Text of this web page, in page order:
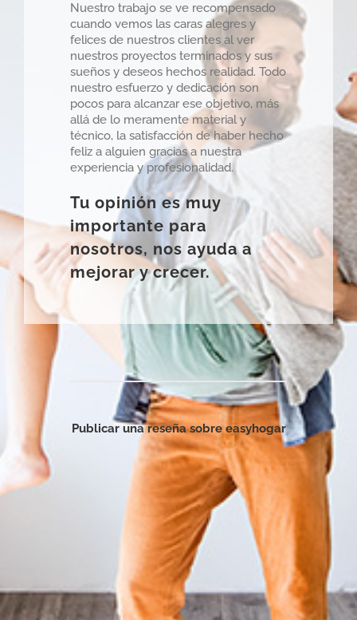
Nuestro trabajo se ve recompensado
cuando vemos las caras alegres y
felices de nuestros clientes al ver
nuestros proyectos terminados y sus
sueños y deseos hechos realidad. Todo
nuestro esfuerzo y dedicación son
pocos para alcanzar ese objetivo, más
allá de lo meramente material y
técnico, la satisfacción de haber hecho
feliz a alguien gracias a nuestra
experiencia y profesionalidad.
Tu opinión es muy
importante para
nosotros, nos ayuda a
mejorar y crecer.
Publicar una reseña sobre easyhogar